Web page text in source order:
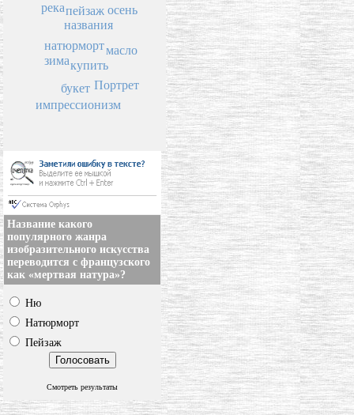
пейзаж
названия
натюрморт
купить
зима
осень
букет
масло
река
импрессионизм
Портрет
Название какого
популярного жанра
изобразительного искусства
переводится с французского
как «мертвая натура»?
Ню
Натюрморт
Пейзаж
Смотреть результаты